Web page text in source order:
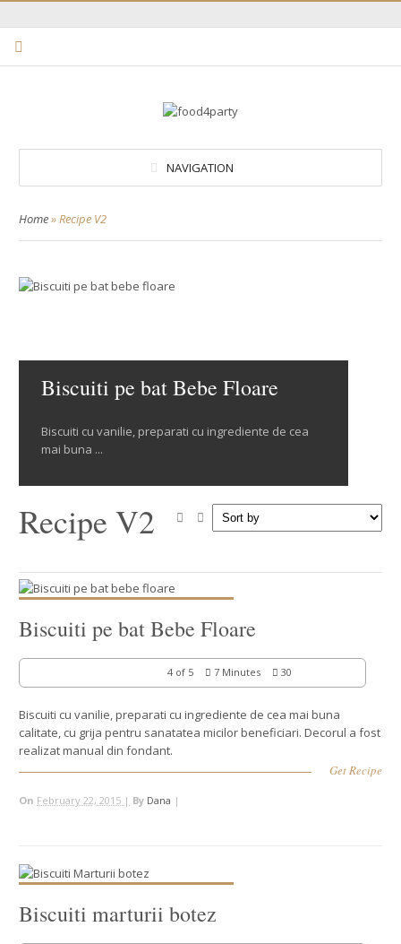
NAVIGATION
Home»Recipe V2
Biscuiti pe bat Bebe Floare
Biscuiti cu vanilie, preparati cu ingrediente de cea
mai buna ...
Recipe V2
Biscuiti pe bat Bebe Floare
4 of 5 7 Minutes 30
Biscuiti cu vanilie, preparati cu ingrediente de cea mai buna
calitate, cu grija pentru sanatatea micilor beneficiari. Decorul a fost
realizat manual din fondant.
Get Recipe
On February 22, 2015 | By Dana |
Biscuiti marturii botez